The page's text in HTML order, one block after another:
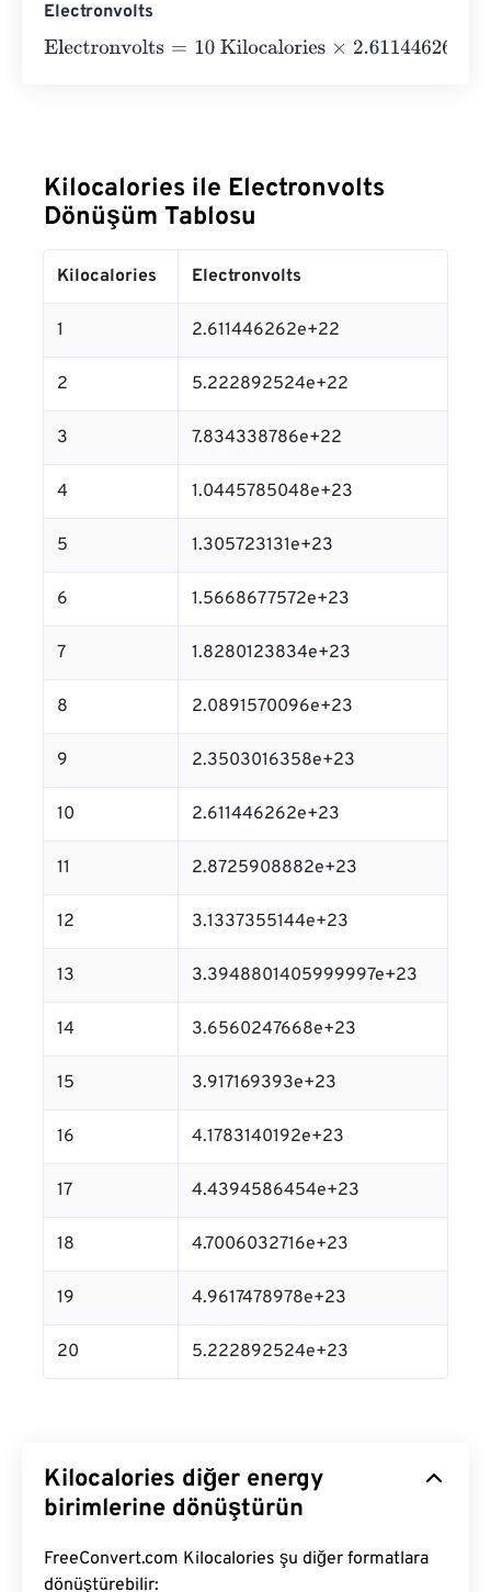
Electronvolts
Electronvolts=10 Kilocalories×2.611446262e22=
Kilocalories ile Electronvolts
Dönüşüm Tablosu
Kilocalories Electronvolts
1 2.611446262e+22
2 5.222892524e+22
3 7.834338786e+22
4 1.0445785048e+23
5 1.305723131e+23
6 1.5668677572e+23
7 1.8280123834e+23
8 2.0891570096e+23
9 2.3503016358e+23
10 2.611446262e+23
11 2.8725908882e+23
12 3.1337355144e+23
13 3.3948801405999997e+23
14 3.6560247668e+23
15 3.917169393e+23
16 4.1783140192e+23
17 4.4394586454e+23
18 4.7006032716e+23
19 4.9617478978e+23
20 5.222892524e+23
Kilocalories diğer energy
birimlerine dönüştürün
FreeConvert.com Kilocalories şu diğer formatlara
dönüştürebilir: